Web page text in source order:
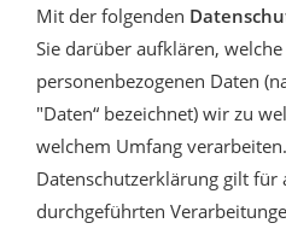
Mit der folgenden
Sie darüber aufklären,
personenbezogenen Daten
"Daten“ bezeichnet) wir zu
welchem Umfang
Datenschutzerklärung gilt für
durchgeführten